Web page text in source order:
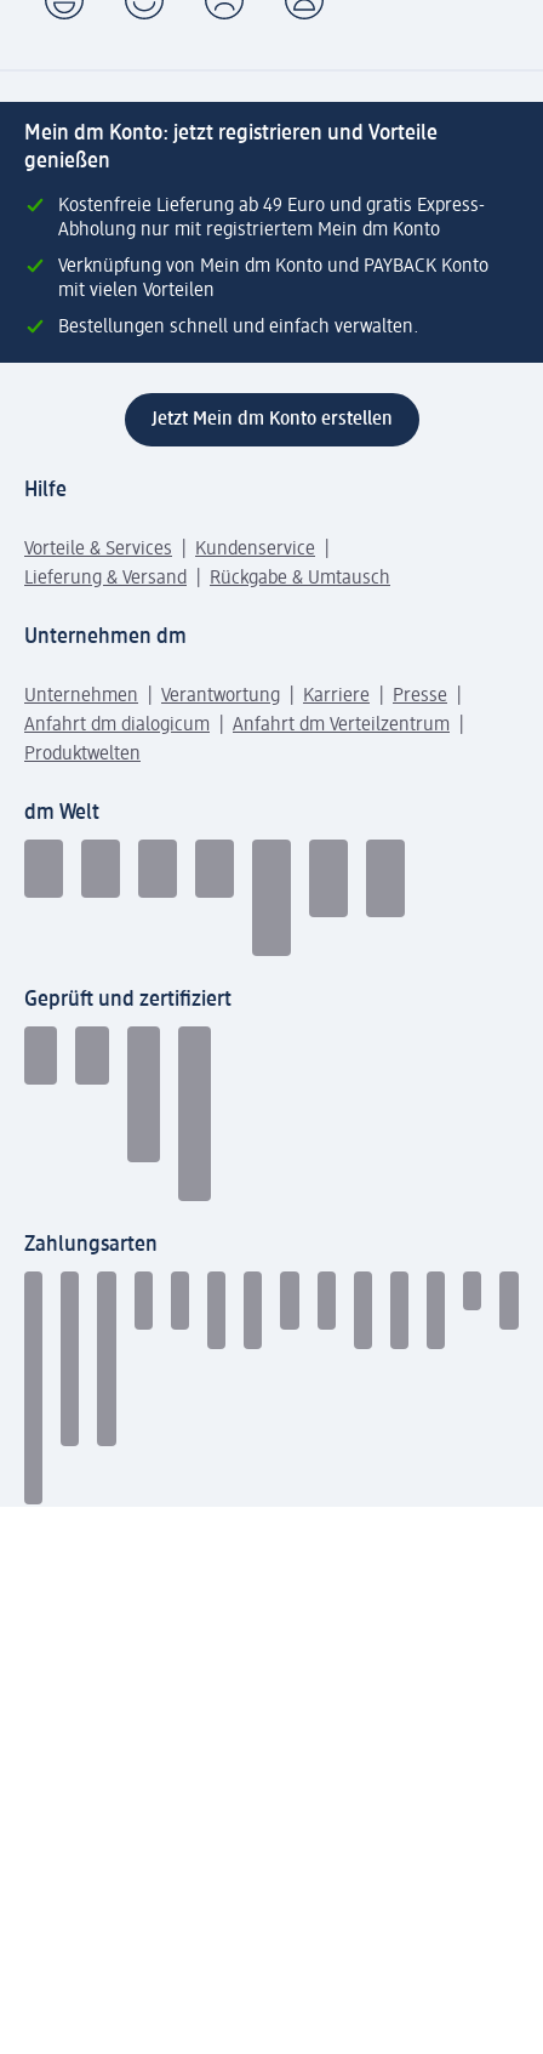
Mein dm Konto: jetzt registrieren und Vorteile
genießen
Kostenfreie Lieferung ab 49 Euro und gratis Express-
Abholung nur mit registriertem Mein dm Konto
Verknüpfung von Mein dm Konto und PAYBACK Konto
mit vielen Vorteilen
Bestellungen schnell und einfach verwalten.
Jetzt Mein dm Konto erstellen
Hilfe
Vorteile & Services
Kundenservice
Lieferung & Versand
Rückgabe & Umtausch
Unternehmen dm
Unternehmen Verantwortung Karriere
Presse
Anfahrt dm dialogicum
Anfahrt dm Verteilzentrum
Produktwelten
dm Welt
Geprüft und zertifiziert
Zahlungsarten